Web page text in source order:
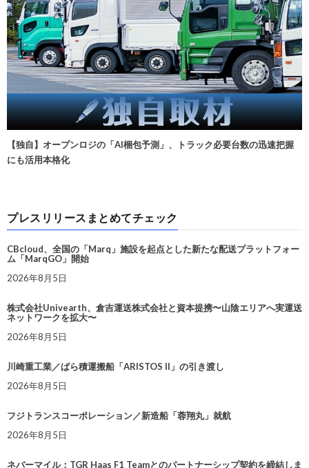
【独自】オープンロジの「AI梱包予測」、トラック必要台数の迅速把握
にも活用本格化
プレスリリースまとめてチェック
CBcloud、全国の「Marq」施設を起点とした新たな配送プラットフォー
ム「MarqGO」開始
2026年8月5日
株式会社Univearth、倉吉運送株式会社と資本提携〜山陰エリアへ実運送
ネットワークを拡大〜
2026年8月5日
川崎重工業／ばら積運搬船「ARISTOS II」の引き渡し
2026年8月5日
フジトランスコーポレーション／新造船「蓉翔丸」就航
2026年8月5日
ネバーマイル：TGR Haas F1 Teamとのパートナーシップ契約を締結しま